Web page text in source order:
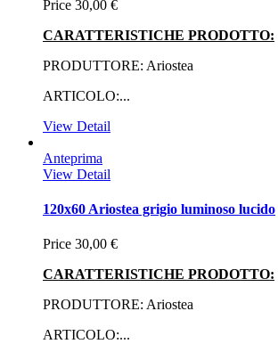
Price 30,00 €
CARATTERISTICHE PRODOTTO:
PRODUTTORE: Ariostea
ARTICOLO:...
View Detail
Anteprima
View Detail
120x60 Ariostea grigio luminoso lucido
Price 30,00 €
CARATTERISTICHE PRODOTTO:
PRODUTTORE: Ariostea
ARTICOLO:...